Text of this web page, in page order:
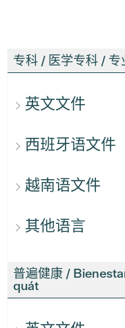
专科 / 医学专科 / 专
英文文件
西班牙语文件
越南语文件
其他语言
普遍健康 /
quát